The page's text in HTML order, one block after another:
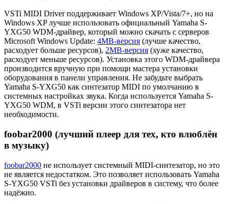
VSTi MIDI Driver поддерживает Windows XP/Vista/7+, но на
Windows XP лучше использовать официальный Yamaha S-
YXG50 WDM-драйвер, который можно скачать с серверов
Microsoft Windows Update: 4MB-версия (лучше качество,
расходует больше ресурсов), 2MB-версия (хуже качество,
расходует меньше ресурсов). Установка этого WDM-драйвера
производится вручную при помощи мастера установки
оборудования в панели управления. Не забудьте выбрать
Yamaha S-YXG50 как синтезатор MIDI по умолчанию в
системных настройках звука. Когда используется Yamaha S-
YXG50 WDM, в VSTi версии этого синтезатора нет
необходимости.
foobar2000 (лучший плеер для тех, кто влюблён
в музыку)
foobar2000 не использует системный MIDI-синтезатор, но это
не является недостатком. Это позволяет использовать Yamaha
S-YXG50 VSTi без установки драйверов в систему, что более
надёжно.